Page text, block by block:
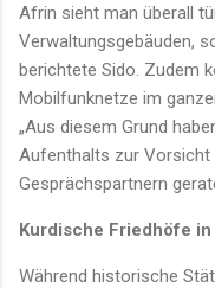
Afrin sieht man überall
Verwaltungsgebäuden,
berichtete Sido. Zudem
Mobilfunknetze im
„Aus diesem Grund
Aufenthalts zur Vorsicht
Gesprächspartnern
Kurdische Friedhöfe
Während historische